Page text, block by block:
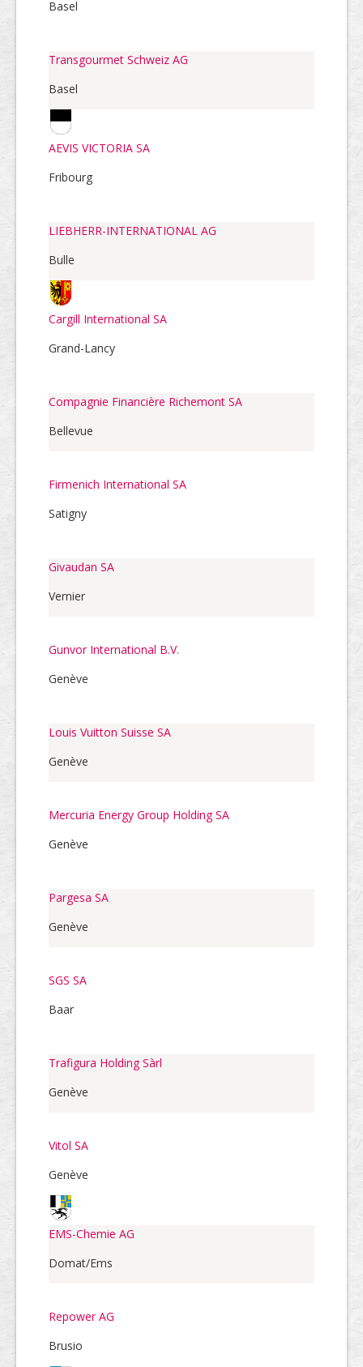
Basel
Transgourmet Schweiz AG
Basel
AEVIS VICTORIA SA
Fribourg
LIEBHERR-INTERNATIONAL AG
Bulle
Cargill International SA
Grand-Lancy
Compagnie Financière Richemont SA
Bellevue
Firmenich International SA
Satigny
Givaudan SA
Vernier
Gunvor International B.V.
Genève
Louis Vuitton Suisse SA
Genève
Mercuria Energy Group Holding SA
Genève
Pargesa SA
Genève
SGS SA
Baar
Trafigura Holding Sàrl
Genève
Vitol SA
Genève
EMS-Chemie AG
Domat/Ems
Repower AG
Brusio